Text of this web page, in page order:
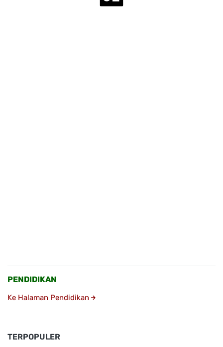
PENDIDIKAN
Ke Halaman Pendidikan
TERPOPULER